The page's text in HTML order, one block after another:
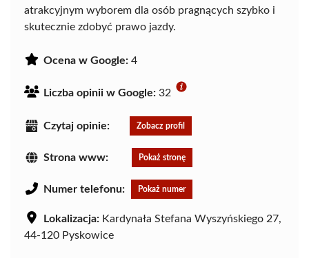
atrakcyjnym wyborem dla osób pragnących szybko i
skutecznie zdobyć prawo jazdy.
Ocena w Google: 4
Liczba opinii w Google: 32
Czytaj opinie: Zobacz profil
Strona www: Pokaż stronę
Numer telefonu: Pokaż numer
Lokalizacja: Kardynała Stefana Wyszyńskiego 27,
44-120 Pyskowice